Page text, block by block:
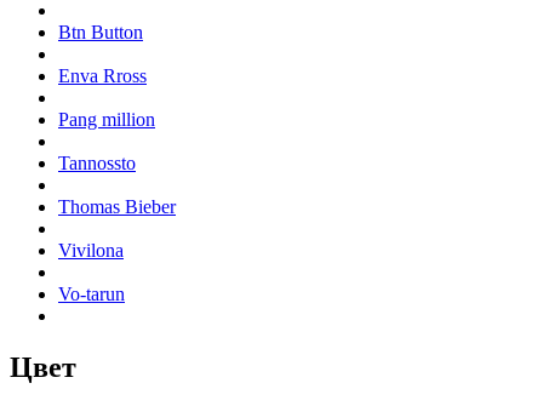
Btn Button
Enva Rross
Pang million
Tannossto
Thomas Bieber
Vivilona
Vo-tarun
Цвет